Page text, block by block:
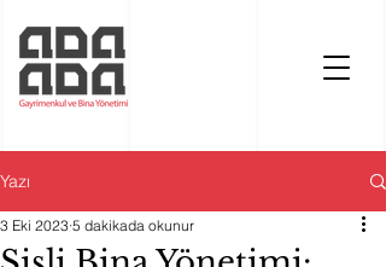
Yazı
3 Eki 2023 5 dakikada okunur